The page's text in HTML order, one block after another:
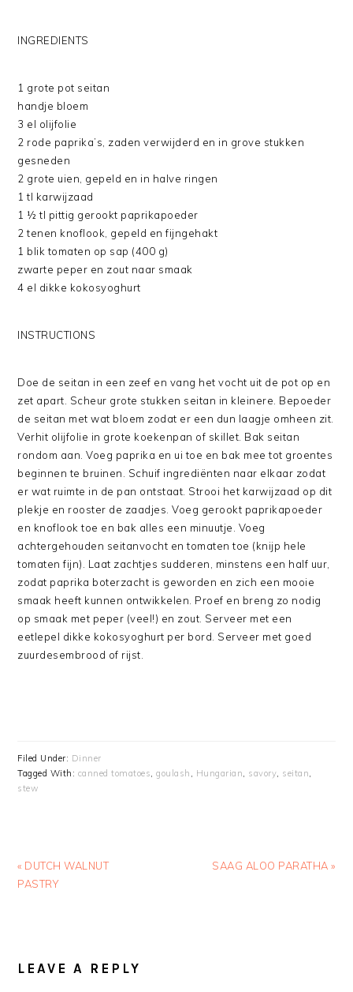
INGREDIENTS
1 grote pot seitan
handje bloem
3 el olijfolie
2 rode paprika’s, zaden verwijderd en in grove stukken
gesneden
2 grote uien, gepeld en in halve ringen
1 tl karwijzaad
1 ½ tl pittig gerookt paprikapoeder
2 tenen knoflook, gepeld en fijngehakt
1 blik tomaten op sap (400 g)
zwarte peper en zout naar smaak
4 el dikke kokosyoghurt
INSTRUCTIONS
Doe de seitan in een zeef en vang het vocht uit de pot op en
zet apart. Scheur grote stukken seitan in kleinere. Bepoeder
de seitan met wat bloem zodat er een dun laagje omheen zit.
Verhit olijfolie in grote koekenpan of skillet. Bak seitan
rondom aan. Voeg paprika en ui toe en bak mee tot groentes
beginnen te bruinen. Schuif ingrediënten naar elkaar zodat
er wat ruimte in de pan ontstaat. Strooi het karwijzaad op dit
plekje en rooster de zaadjes. Voeg gerookt paprikapoeder
en knoflook toe en bak alles een minuutje. Voeg
achtergehouden seitanvocht en tomaten toe (knijp hele
tomaten fijn). Laat zachtjes sudderen, minstens een half uur,
zodat paprika boterzacht is geworden en zich een mooie
smaak heeft kunnen ontwikkelen. Proef en breng zo nodig
op smaak met peper (veel!) en zout. Serveer met een
eetlepel dikke kokosyoghurt per bord. Serveer met goed
zuurdesembrood of rijst.
Filed Under: Dinner
Tagged With: canned tomatoes,goulash , Hungarian, savory, seitan,
stew
Previous
Post:
« DUTCH WALNUT
PASTRY
Next
SAAG ALOO PARATHA »
INTERACTIONS
LEAVE A REPLY